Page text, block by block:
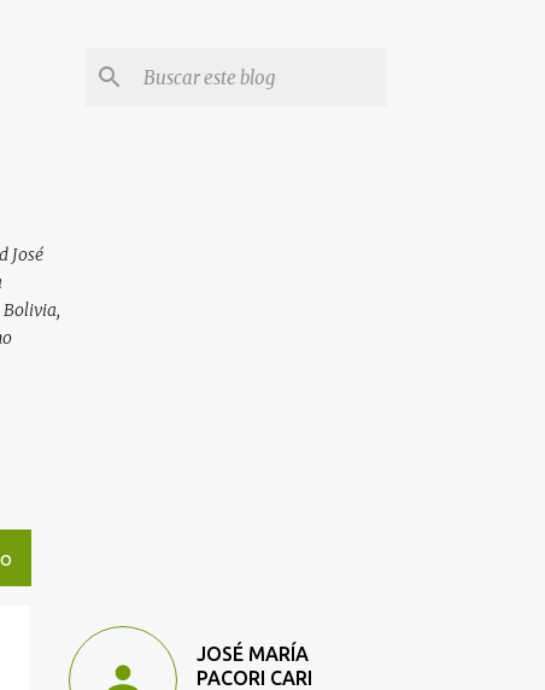
José
Bolivia,
JOSÉ MARÍA
PACORI CARI